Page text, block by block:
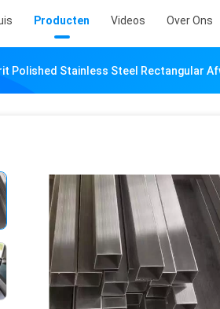
Producten Videos Over Ons
Polished Stainless Steel Rectangular